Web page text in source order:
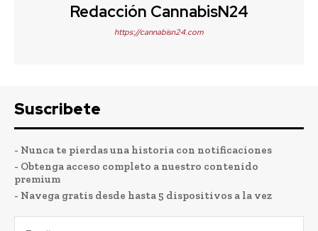
Redacción CannabisN24
https://cannabisn24.com
Suscribete
- Nunca te pierdas una historia con notificaciones
- Obtenga acceso completo a nuestro contenido
premium
- Navega gratis desde hasta 5 dispositivos a la vez